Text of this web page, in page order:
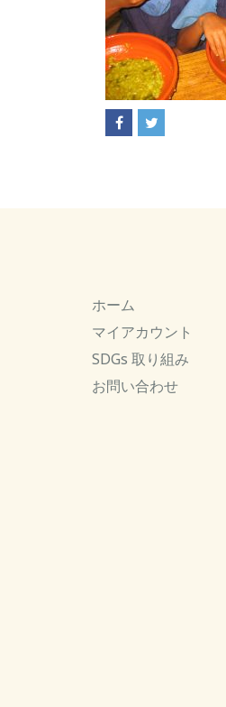
ホーム
マイアカウント
SDGs 取り組み
お問い合わせ